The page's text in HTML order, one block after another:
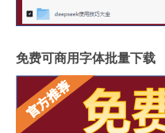
免费可商用字体批量下载